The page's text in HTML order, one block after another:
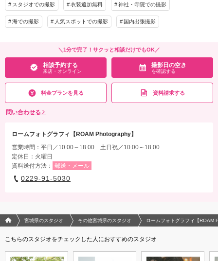
プラン詳細
衣装追加 挙式
家族と撮影 家族用衣装レンタル ペットと撮影
その他含むもの
お選びいただく衣装による金額UPはございません。また洋装・和装等の違いによる
来店・オンライン を確認する
スタジオでの撮影 衣装追加無料 神社・寺院での撮影
海での撮影 人気スポットでの撮影 国内出張撮影
＼1分で完了！サクッと相談だけでもOK／
相談予約する
来店・オンライン
撮影日の空き
を確認する
料金プランを見る 資料請求する
問い合わせる
ロームフォトグラフィ【ROAM Photography】
営業時間：平日／10:00～18:00 土日祝／10:00～18:00
定休日：火曜日
資料送付方法：
郵送・メール
0229-91-5030
フォトウエディング/結婚写真のPhotorait ホーム
宮城県のスタジオ その他宮城県のスタジオ ロームフォトグラフィ【ROAM
こちらのスタジオをチェックした人におすすめのスタジオ